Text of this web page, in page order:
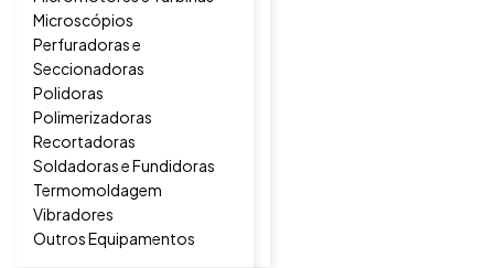
Microscópios
Perfuradoras e
Seccionadoras
Polidoras
Polimerizadoras
Recortadoras
Soldadoras e Fundidoras
Termomoldagem
Vibradores
Outros Equipamentos